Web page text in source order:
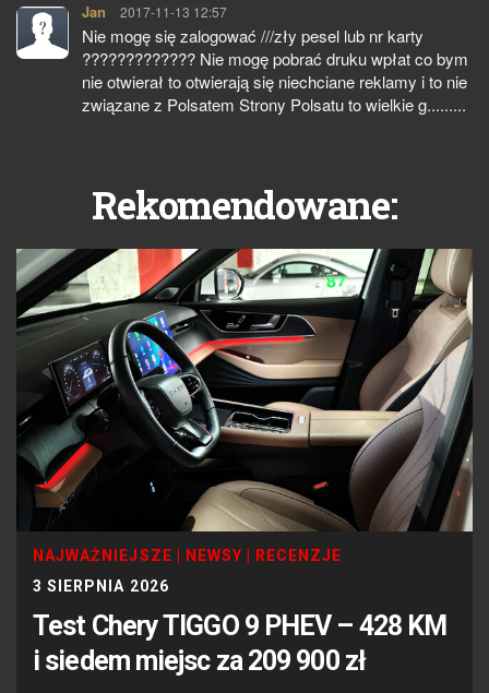
Jan pisze:
2017-11-13 12:57
Nie mogę się zalogować ///zły pesel lub nr karty
????????????? Nie mogę pobrać druku wpłat co bym
nie otwierał to otwierają się niechciane reklamy i to nie
związane z Polsatem Strony Polsatu to wielkie g.........
Rekomendowane:
NAJWAŻNIEJSZE NEWSY
RECENZJE
3 SIERPNIA 2026
Test Chery TIGGO 9 PHEV – 428 KM
i siedem miejsc za 209 900 zł